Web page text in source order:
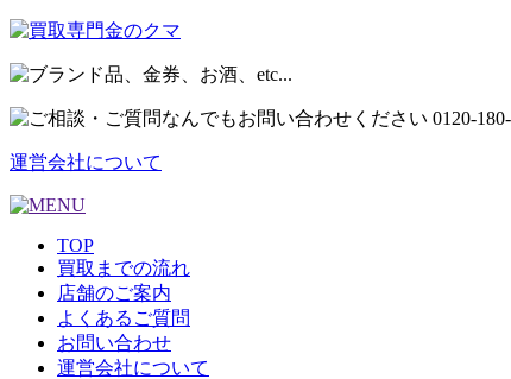
運営会社について
TOP
買取までの流れ
店舗のご案内
よくあるご質問
お問い合わせ
運営会社について